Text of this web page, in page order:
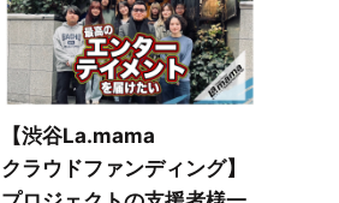
【渋谷La.mama
クラウドファンディング】